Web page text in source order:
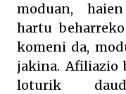
moduan,
hartu
komeni da,
jakina. Afiliazio
loturik